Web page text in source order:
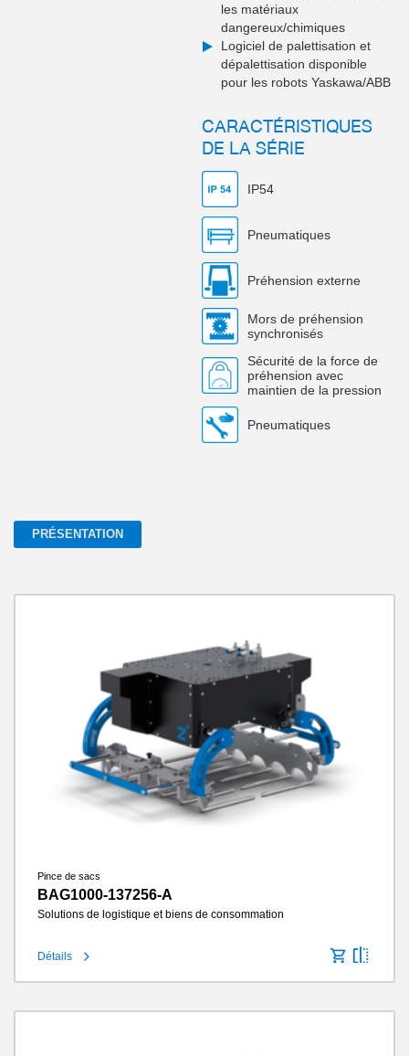
les matériaux
dangereux/chimiques
Logiciel de palettisation et
dépalettisation disponible
pour les robots Yaskawa/ABB
CARACTÉRISTIQUES
DE LA SÉRIE
IP54
Pneumatiques
Préhension externe
Mors de préhension
synchronisés
Sécurité de la force de
préhension avec
maintien de la pression
Pneumatiques
PRÉSENTATION
Pince de sacs
BAG1000-137256-A
Solutions de logistique et biens de consommation
Détails